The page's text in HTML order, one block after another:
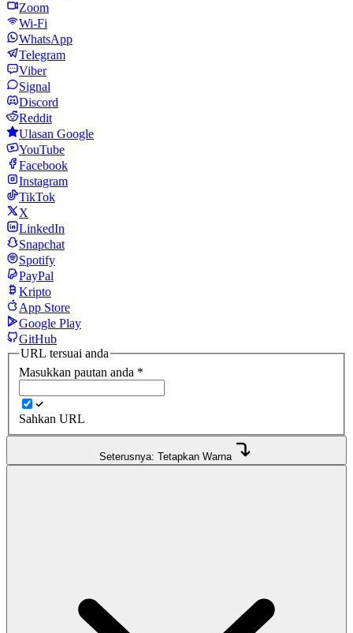
Zoom
Wi-Fi
WhatsApp
Telegram
Viber
Signal
Discord
Reddit
Ulasan Google
YouTube
Facebook
Instagram
TikTok
X
LinkedIn
Snapchat
Spotify
PayPal
Kripto
App Store
Google Play
GitHub
URL tersuai anda
Masukkan pautan anda *
Sahkan URL
Seterusnya: Tetapkan Warna